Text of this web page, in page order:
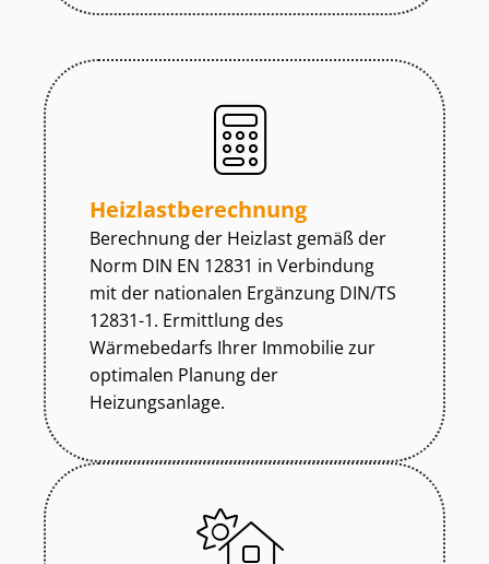
Heiz­last­be­rech­nung
Berechnung der Heizlast gemäß der
Norm DIN EN 12831 in Verbindung
mit der nationalen Ergänzung DIN/TS
12831-1. Ermittlung des
Wärmebedarfs Ihrer Immobilie zur
optimalen Planung der
Heizungsanlage.